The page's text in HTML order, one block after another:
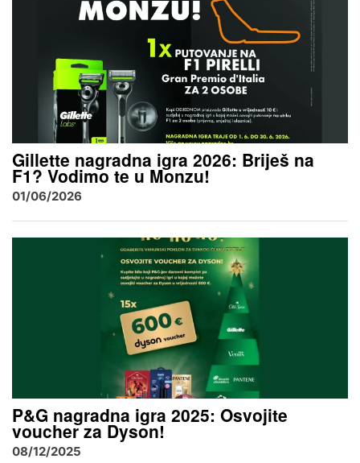
Gillette nagradna igra 2026: Briješ na
F1? Vodimo te u Monzu!
01/06/2026
P&G nagradna igra 2025: Osvojite
voucher za Dyson!
08/12/2025